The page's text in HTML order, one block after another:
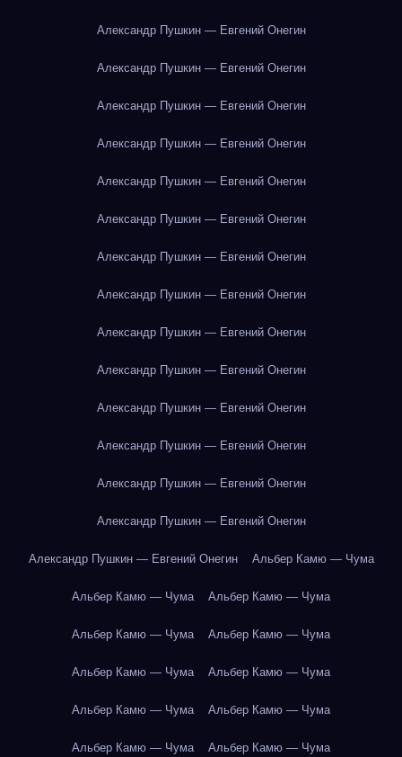
Александр Пушкин — Евгений Онегин
Александр Пушкин — Евгений Онегин
Александр Пушкин — Евгений Онегин
Александр Пушкин — Евгений Онегин
Александр Пушкин — Евгений Онегин
Александр Пушкин — Евгений Онегин
Александр Пушкин — Евгений Онегин
Александр Пушкин — Евгений Онегин
Александр Пушкин — Евгений Онегин
Александр Пушкин — Евгений Онегин
Александр Пушкин — Евгений Онегин
Александр Пушкин — Евгений Онегин
Александр Пушкин — Евгений Онегин
Александр Пушкин — Евгений Онегин
Александр Пушкин — Евгений Онегин Альбер Камю — Чума
Альбер Камю — Чума Альбер Камю — Чума
Альбер Камю — Чума Альбер Камю — Чума
Альбер Камю — Чума Альбер Камю — Чума
Альбер Камю — Чума Альбер Камю — Чума
Альбер Камю — Чума Альбер Камю — Чума